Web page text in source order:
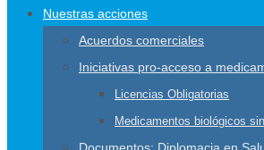
Nuestras acciones
Acuerdos comerciales
Iniciativas pro-acceso a
Licencias Obligatorias
Medicamentos biológicos